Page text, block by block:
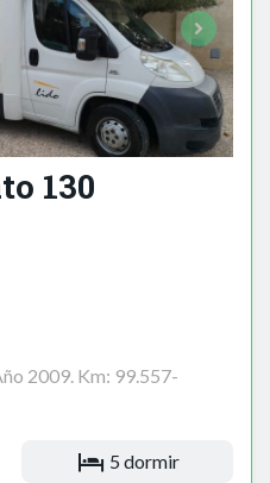
130
2009. Km: 99.557-
5 dormir